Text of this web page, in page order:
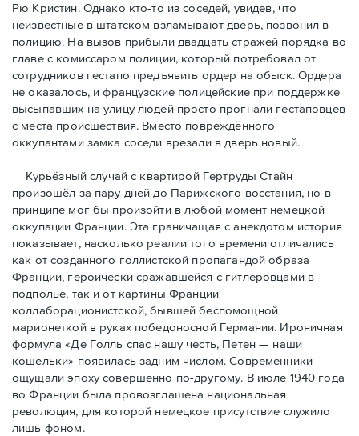
Рю Кристин. Однако кто-то из соседей, увидев, что
неизвестные в штатском взламывают дверь, позвонил в
полицию. На вызов прибыли двадцать стражей порядка во
главе с комиссаром полиции, который потребовал от
сотрудников гестапо предъявить ордер на обыск. Ордера
не оказалось, и французские полицейские при поддержке
высыпавших на улицу людей просто прогнали гестаповцев
с места происшествия. Вместо повреждённого
оккупантами замка соседи врезали в дверь новый.
Курьёзный случай с квартирой Гертруды Стайн
произошёл за пару дней до Парижского восстания, но в
принципe мог бы произойти в любой момент немецкой
оккупации Франции. Эта граничащая с анекдотом история
показывает, насколько реалии того времени отличались
как от созданного голлистской пропагандой образа
Франции, героически сражавшейся с гитлеровцами в
подполье, так и от картины Франции
коллаборационистской, бывшей беспомощной
марионеткой в руках победоносной Германии. Ироничная
формула «Де Голль спас нашу честь, Петен — наши
кошельки» появилась задним числом. Современники
ощущали эпоху совершенно по-другому. В июле 1940 года
во Франции была провозглашена национальная
революция, для которой немецкое присутствие служило
лишь фоном.